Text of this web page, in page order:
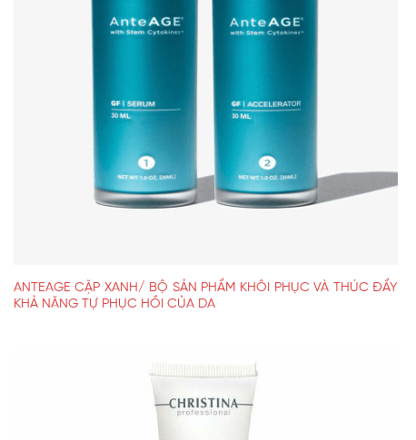
ANTEAGE CẶP XANH/ BỘ SẢN PHẨM KHÔI PHỤC VÀ THÚC ĐẨY
KHẢ NĂNG TỰ PHỤC HỒI CỦA DA